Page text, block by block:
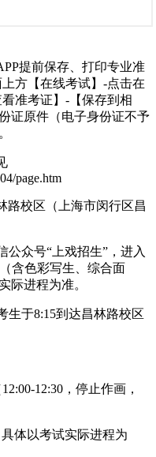
提前保存、打印专业准
方【在线考试】-点击在
准考证】-【保存到相
证原件（电子身份证不予
page.htm
路校区（上海市闵行区昌
公众号“上戏招生”，进入
含色彩写生、综合面
际进程为准。
生于8:15到达昌林路校区
12:30，停止作画，
体以考试实际进程为